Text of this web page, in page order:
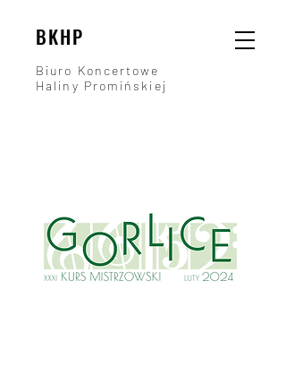
BKHP
Biuro Koncertowe
Haliny Promińskiej